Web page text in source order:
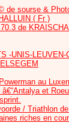
de sourse &
( Fr )
de
-UNIS-
au
et
/ Triathlon
riches en